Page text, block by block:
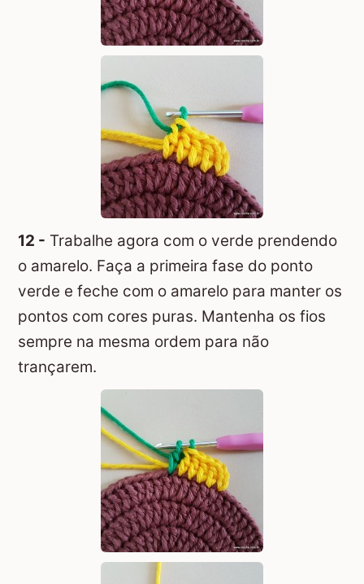
12 - Trabalhe agora com o verde prendendo
o amarelo. Faça a primeira fase do ponto
verde e feche com o amarelo para manter os
pontos com cores puras. Mantenha os fios
sempre na mesma ordem para não
trançarem.